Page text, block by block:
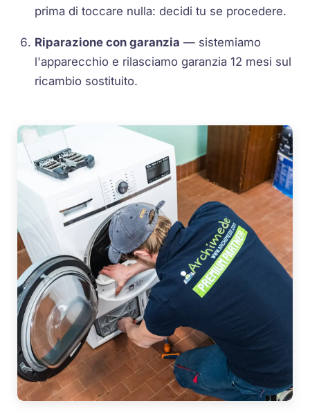
prima di toccare nulla: decidi tu se procedere.
Riparazione con garanzia — sistemiamo
l'apparecchio e rilasciamo garanzia 12 mesi sul
ricambio sostituito.